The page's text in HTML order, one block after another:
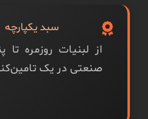
سبد یکپارچه
از لبنیات روزمره تا
صنعتی در یک